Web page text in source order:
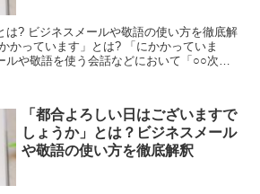
は? ビジネスメールや敬語の使い方を徹底解
かっています」とは? 「にかかっていま
や敬語を使う会話などにおいて「○○次第
「都合よろしい日はございますで
しょうか」とは？ビジネスメール
や敬語の使い方を徹底解釈